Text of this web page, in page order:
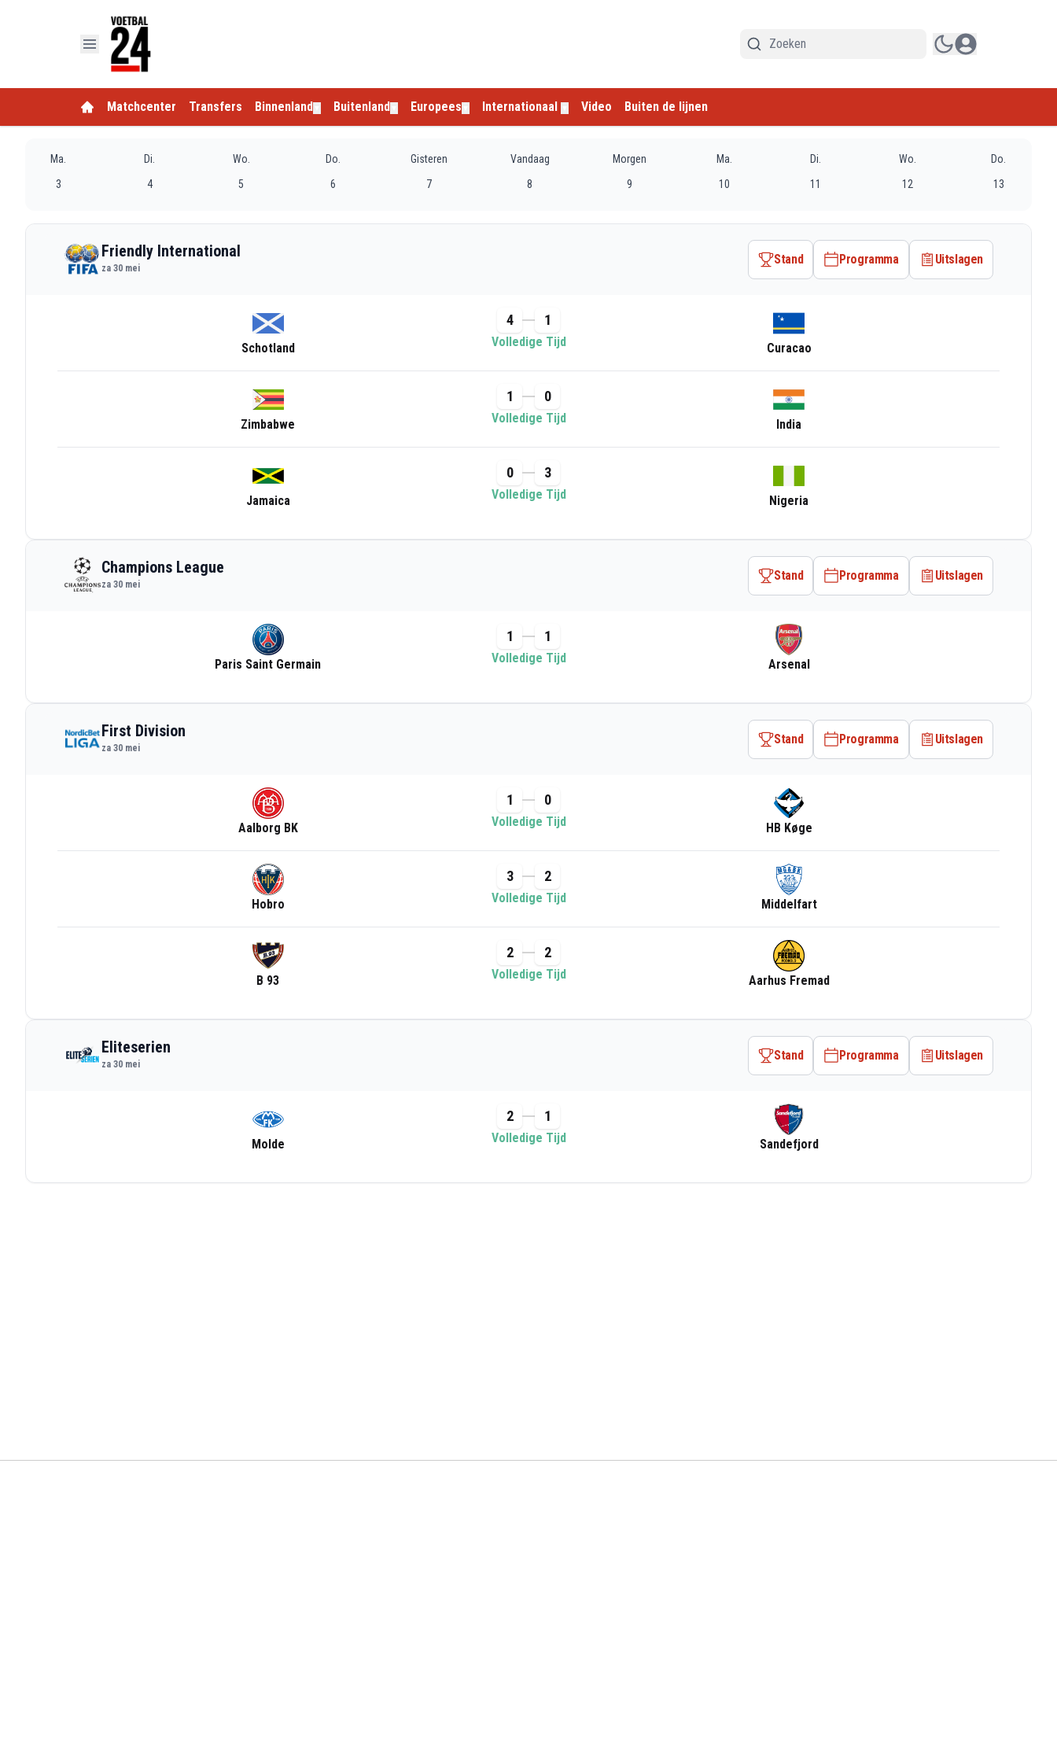
Matchcenter Transfers Binnenland Buitenland Europees Internationaal Video Buiten de lijnen
Ma.
3
Di.
4
Wo.
5
Do.
6
Gisteren
7
Vandaag
8
Morgen
9
Ma.
10
Di.
11
Wo.
12
Do.
13
Friendly International
za 30 mei
Stand Programma Uitslagen
Schotland
4 1
Volledige Tijd Curacao
Zimbabwe
1 0
Volledige Tijd India
Jamaica
0 3
Volledige Tijd Nigeria
Champions League
za 30 mei
Stand Programma Uitslagen
Paris Saint Germain
1 1
Volledige Tijd Arsenal
First Division
za 30 mei
Stand Programma Uitslagen
Aalborg BK
1 0
Volledige Tijd HB Køge
Hobro
3 2
Volledige Tijd Middelfart
B 93
2 2
Volledige Tijd Aarhus Fremad
Eliteserien
za 30 mei
Stand Programma Uitslagen
Molde
2 1
Volledige Tijd Sandefjord